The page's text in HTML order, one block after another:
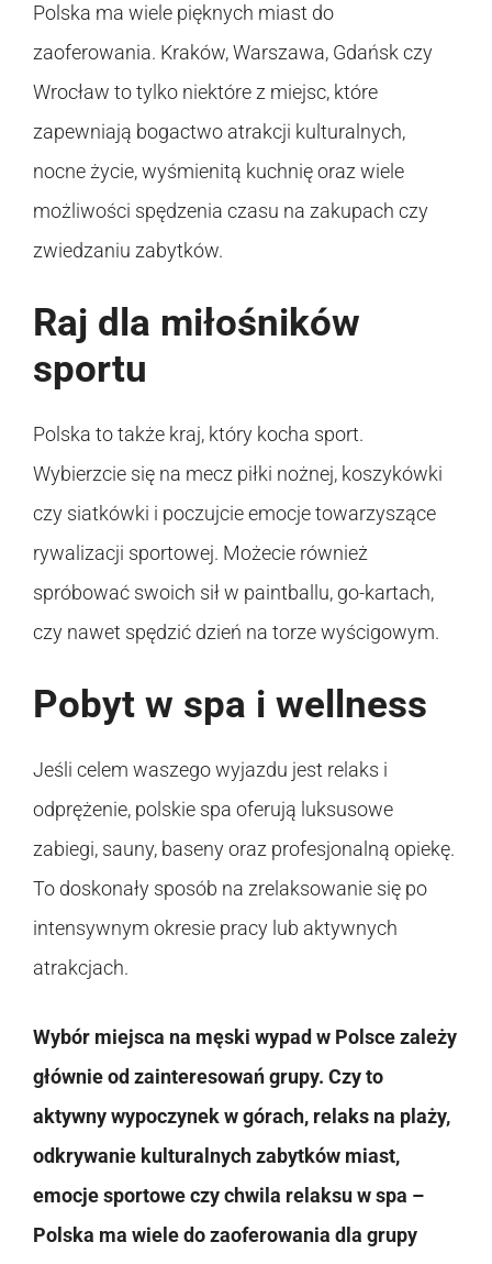
Polska ma wiele pięknych miast do
zaoferowania. Kraków, Warszawa, Gdańsk czy
Wrocław to tylko niektóre z miejsc, które
zapewniają bogactwo atrakcji kulturalnych,
nocne życie, wyśmienitą kuchnię oraz wiele
możliwości spędzenia czasu na zakupach czy
zwiedzaniu zabytków.
Raj dla miłośników
sportu
Polska to także kraj, który kocha sport.
Wybierzcie się na mecz piłki nożnej, koszykówki
czy siatkówki i poczujcie emocje towarzyszące
rywalizacji sportowej. Możecie również
spróbować swoich sił w paintballu, go-kartach,
czy nawet spędzić dzień na torze wyścigowym.
Pobyt w spa i wellness
Jeśli celem waszego wyjazdu jest relaks i
odprężenie, polskie spa oferują luksusowe
zabiegi, sauny, baseny oraz profesjonalną opiekę.
To doskonały sposób na zrelaksowanie się po
intensywnym okresie pracy lub aktywnych
atrakcjach.
Wybór miejsca na męski wypad w Polsce zależy
głównie od zainteresowań grupy. Czy to
aktywny wypoczynek w górach, relaks na plaży,
odkrywanie kulturalnych zabytków miast,
emocje sportowe czy chwila relaksu w spa –
Polska ma wiele do zaoferowania dla grupy